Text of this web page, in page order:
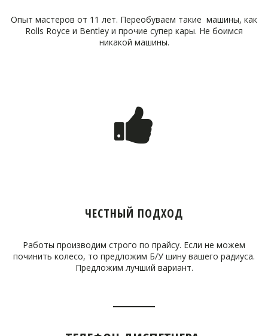
Опыт мастеров от 11 лет. Переобуваем такие машины, как
Rolls Royce и Bentley и прочие супер кары. Не боимся
никакой машины.
ЧЕСТНЫЙ ПОДХОД
Работы производим строго по прайсу. Если не можем
починить колесо, то предложим Б/У шину вашего радиуса.
Предложим лучший вариант.